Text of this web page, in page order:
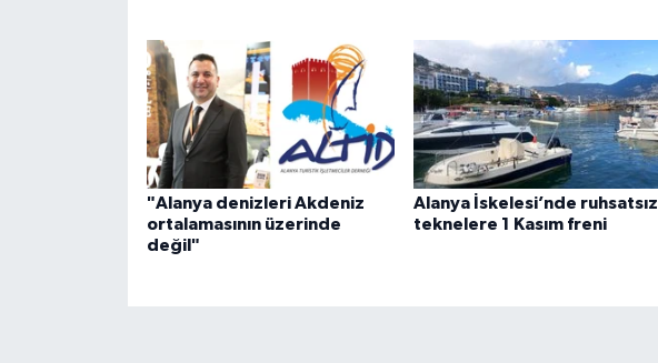
"Alanya denizleri Akdeniz
ortalamasının üzerinde
değil"
Alanya İskelesi’nde ruhsatsız
teknelere 1 Kasım freni